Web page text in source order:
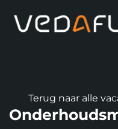
Terug naar alle